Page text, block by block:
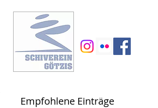
Empfohlene Einträge